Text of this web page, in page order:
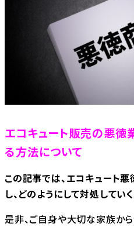
エコキュート販売の悪
る方法について
この記事では、エコキュート
し、どのようにして対処してい
是非、ご自身や大切な家族か